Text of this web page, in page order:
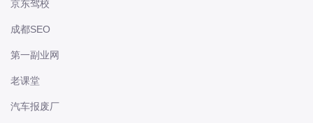
创维
昌河
长安
京东驾校
成都SEO
第一副业网
老课堂
汽车报废厂